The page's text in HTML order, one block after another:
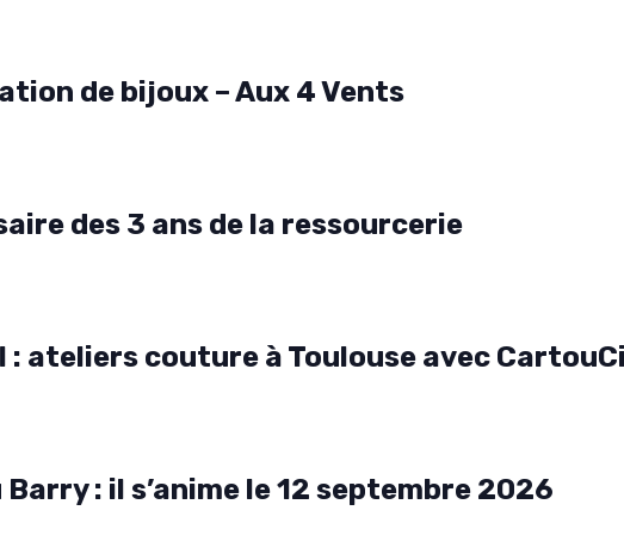
de bijoux – Aux 4 Vents
des 3 ans de la ressourcerie
: ateliers couture à Toulouse avec
: il s’anime le 12 septembre 2026